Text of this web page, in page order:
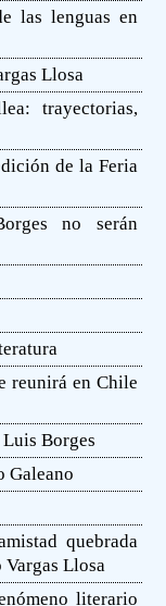
las lenguas en
Llosa
trayectorias,
de la Feria
no serán
reunirá en Chile
Borges
Galeano
quebrada
Llosa
literario